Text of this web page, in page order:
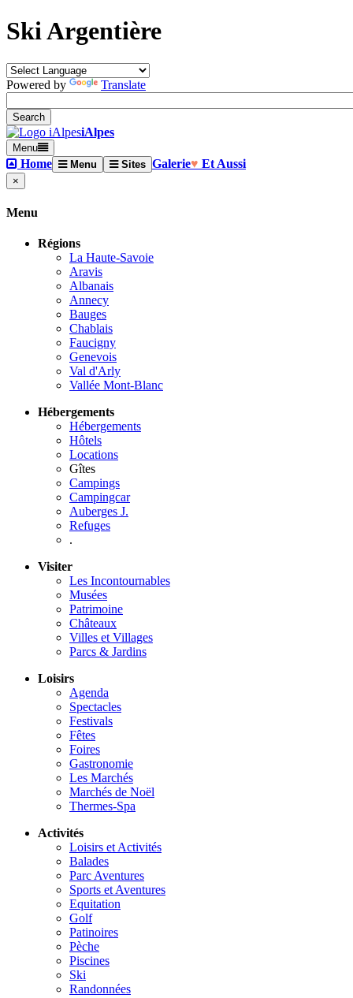
Ski Argentière
Powered by Translate
iAlpes
Menu
Home Menu Sites Galerie♥ Et Aussi
×
Menu
Régions
La Haute-Savoie
Aravis
Albanais
Annecy
Bauges
Chablais
Faucigny
Genevois
Val d'Arly
Vallée Mont-Blanc
Hébergements
Hébergements
Hôtels
Locations
Gîtes
Campings
Campingcar
Auberges J.
Refuges
.
Visiter
Les Incontournables
Musées
Patrimoine
Châteaux
Villes et Villages
Parcs & Jardins
Loisirs
Agenda
Spectacles
Festivals
Fêtes
Foires
Gastronomie
Les Marchés
Marchés de Noël
Thermes-Spa
Activités
Loisirs et Activités
Balades
Parc Aventures
Sports et Aventures
Equitation
Golf
Patinoires
Pèche
Piscines
Ski
Randonnées